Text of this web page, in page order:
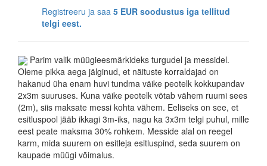
Registreeru ja saa 5 EUR soodustus iga tellitud
telgi eest.
Parim valik müügieesmärkideks turgudel ja messidel.
Oleme pikka aega jälginud, et näituste korraldajad on
hakanud üha enam huvi tundma väike peotelk kokkupandav
2x3m suuruses. Kuna väike peotelk võtab vähem ruumi sees
(2m), siis maksate messi kohta vähem. Eeliseks on see, et
esitluspool jääb ikkagi 3m-iks, nagu ka 3x3m telgi puhul, mille
eest peate maksma 30% rohkem. Messide alal on reegel
karm, mida suurem on esitleja esitluspind, seda suurem on
kaupade müügi võimalus.